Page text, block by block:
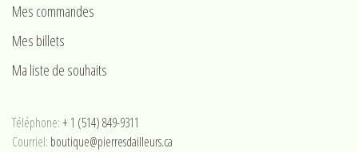
Mes commandes
Mes billets
Ma liste de souhaits
Téléphone:+ 1 (514) 849-9311
Courriel: boutique@pierresdailleurs.ca